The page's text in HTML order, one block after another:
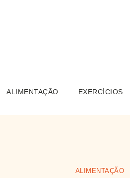
ALIMENTAÇÃO EXERCÍCIOS
ALIMENTAÇÃO